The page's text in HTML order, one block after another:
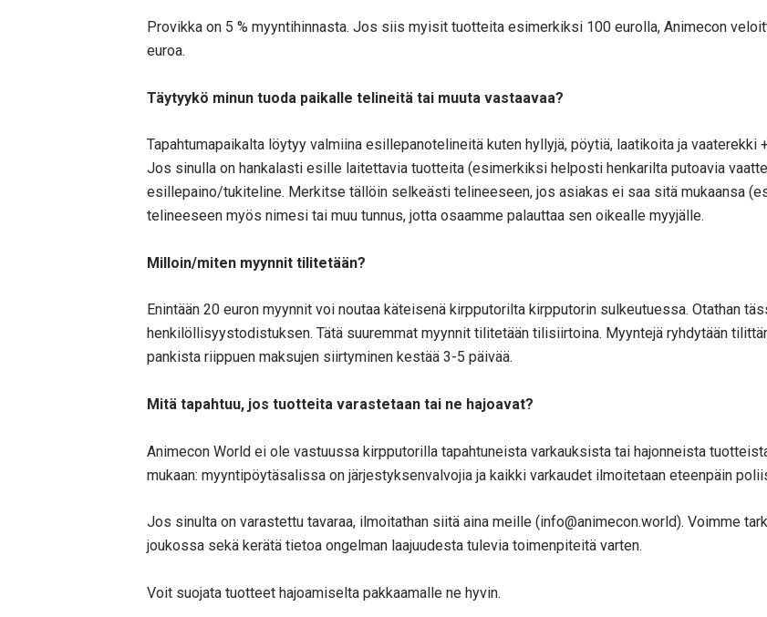
Provikka on 5 % myyntihinnasta. Jos siis myisit tuotteita esimerkiksi 100 eurolla, Animecon
euroa.
Täytyykö minun tuoda paikalle telineitä tai muuta vastaavaa?
Tapahtumapaikalta löytyy valmiina esillepanotelineitä kuten hyllyjä, pöytiä, laatikoita ja vaaterekki
Jos sinulla on hankalasti esille laitettavia tuotteita (esimerkiksi helposti henkarilta putoavia
esillepaino/tukiteline. Merkitse tällöin selkeästi telineeseen, jos asiakas ei saa sitä mukaansa
telineeseen myös nimesi tai muu tunnus, jotta osaamme palauttaa sen oikealle myyjälle.
Milloin/miten myynnit tilitetään?
Enintään 20 euron myynnit voi noutaa käteisenä kirpputorilta kirpputorin sulkeutuessa. Otathan
henkilöllisyystodistuksen. Tätä suuremmat myynnit tilitetään tilisiirtoina. Myyntejä ryhdytään
pankista riippuen maksujen siirtyminen kestää 3-5 päivää.
Mitä tapahtuu, jos tuotteita varastetaan tai ne hajoavat?
Animecon World ei ole vastuussa kirpputorilla tapahtuneista varkauksista tai hajonneista
mukaan: myyntipöytäsalissa on järjestyksenvalvojia ja kaikki varkaudet ilmoitetaan eteenpäin
Jos sinulta on varastettu tavaraa, ilmoitathan siitä aina meille (info@animecon.world). Voimme
joukossa sekä kerätä tietoa ongelman laajuudesta tulevia toimenpiteitä varten.
Voit suojata tuotteet hajoamiselta pakkaamalle ne hyvin.